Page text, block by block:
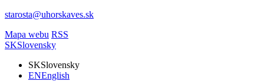
starosta@uhorskaves.sk
Mapa webu RSS
SKSlovensky
SKSlovensky
ENEnglish